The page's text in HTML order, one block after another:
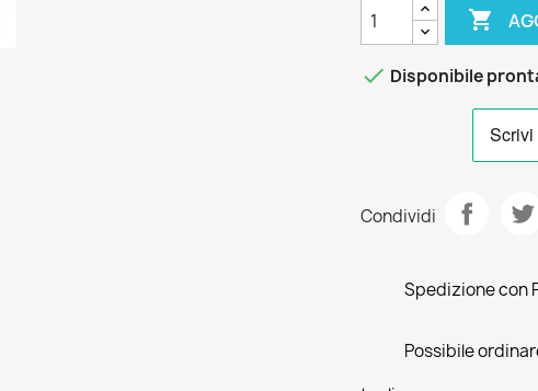

 Disponibile
Condividi
Spedizione con
Possibile